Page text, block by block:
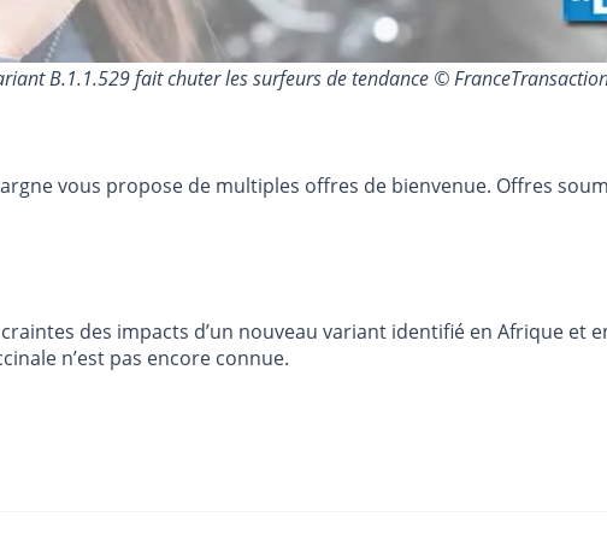
B.1.1.529 fait chuter les surfeurs de tendance ©
vous propose de multiples offres de bienvenue. Offres
des impacts d’un nouveau variant identifié en Afrique et
n’est pas encore connue.